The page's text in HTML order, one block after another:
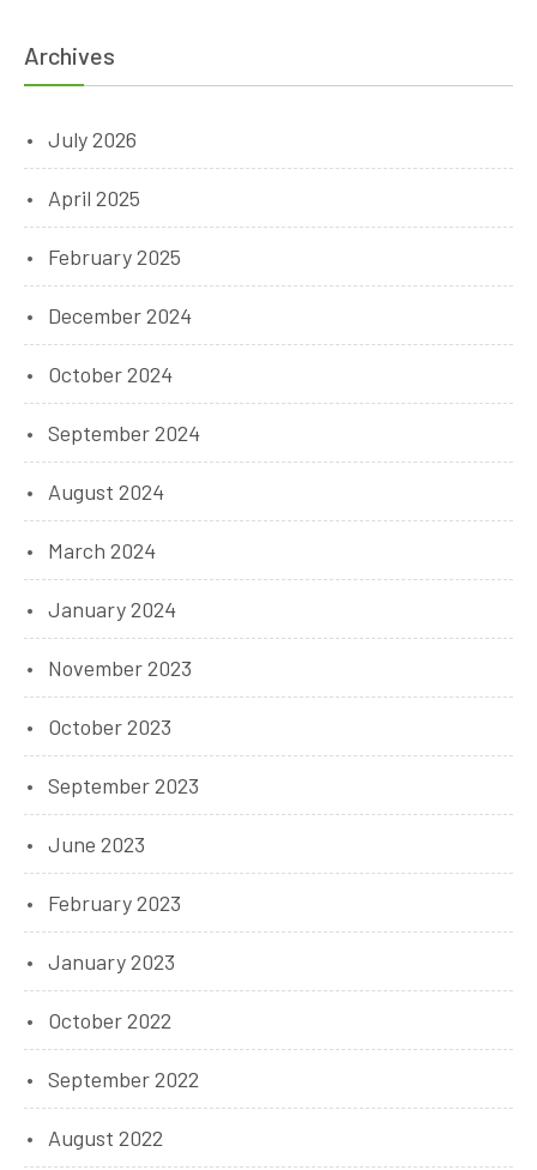
Archives
July 2026
April 2025
February 2025
December 2024
October 2024
September 2024
August 2024
March 2024
January 2024
November 2023
October 2023
September 2023
June 2023
February 2023
January 2023
October 2022
September 2022
August 2022